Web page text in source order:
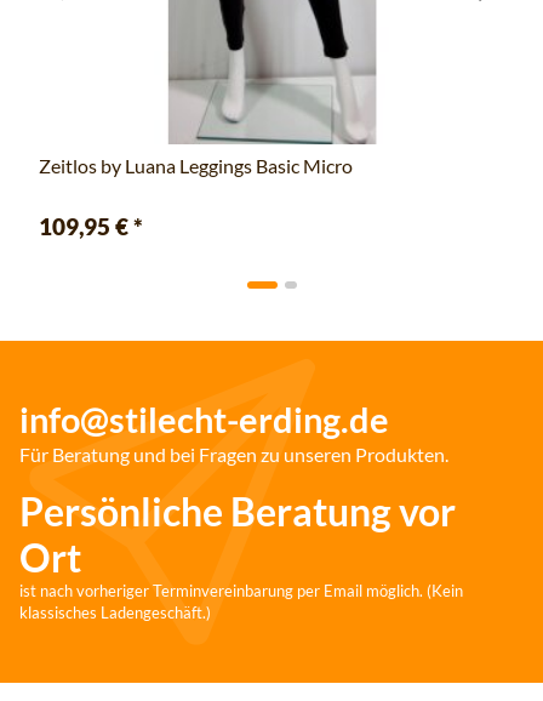
Zeitlos by Luana Leggings Basic Micro
109,95 €*
info@stilecht-erding.de
Für Beratung und bei Fragen zu unseren Produkten.
Persönliche Beratung vor
Ort
ist nach vorheriger Terminvereinbarung per Email möglich. (Kein
klassisches Ladengeschäft.)